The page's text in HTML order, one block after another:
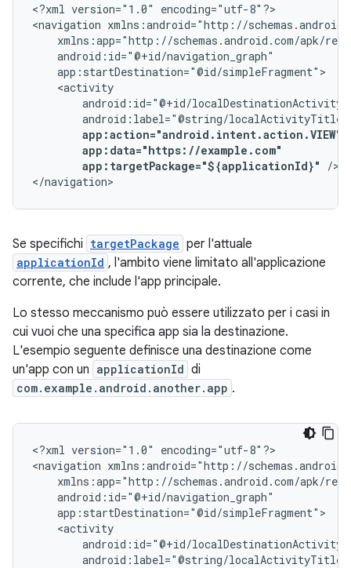
<?xml version="1.0"
encoding="utf-8"?>
<navigation
app:targetPackage="${applicationId}"
/>
</navigation>
Se specifichi targetPackage per l'attuale
applicationId , l'ambito viene limitato all'applicazione
corrente, che include l'app principale.
Lo stesso meccanismo può essere utilizzato per i casi in
cui vuoi che una specifica app sia la destinazione.
L'esempio seguente definisce una destinazione come
un'app con un applicationId di
com.example.android.another.app .
<?xml version="1.0"
encoding="utf-8"?>
<navigation